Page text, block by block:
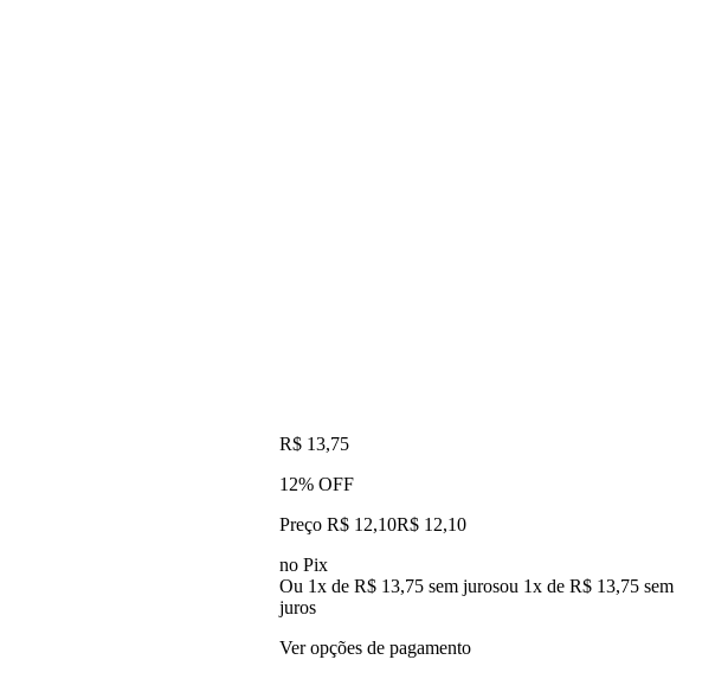
R$ 13,75
12% OFF
Preço R$ 12,10R$ 12,10
no Pix
Ou 1x de R$ 13,75 sem jurosou 1x de R$ 13,75 sem
juros
Ver opções de pagamento